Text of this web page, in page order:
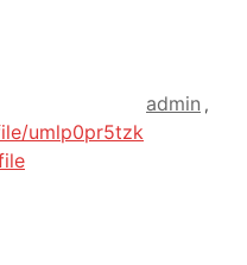
admin ,
umlp0pr5tzk